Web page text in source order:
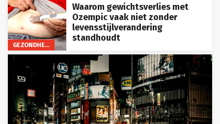
GEZONDHEID
Waarom gewichtsverlies met
Ozempic vaak niet zonder
levensstijlverandering
standhoudt